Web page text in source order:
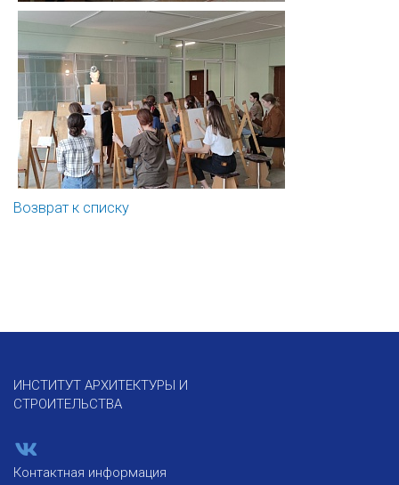
Возврат к списку
ИНСТИТУТ АРХИТЕКТУРЫ И
СТРОИТЕЛЬСТВА
Контактная информация